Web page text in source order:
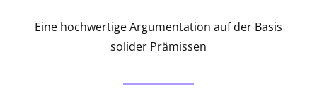
Eine hochwertige Argumentation auf der Basis
solider Prämissen